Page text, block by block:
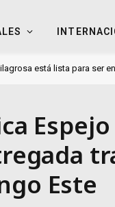
está lista para ser
Este